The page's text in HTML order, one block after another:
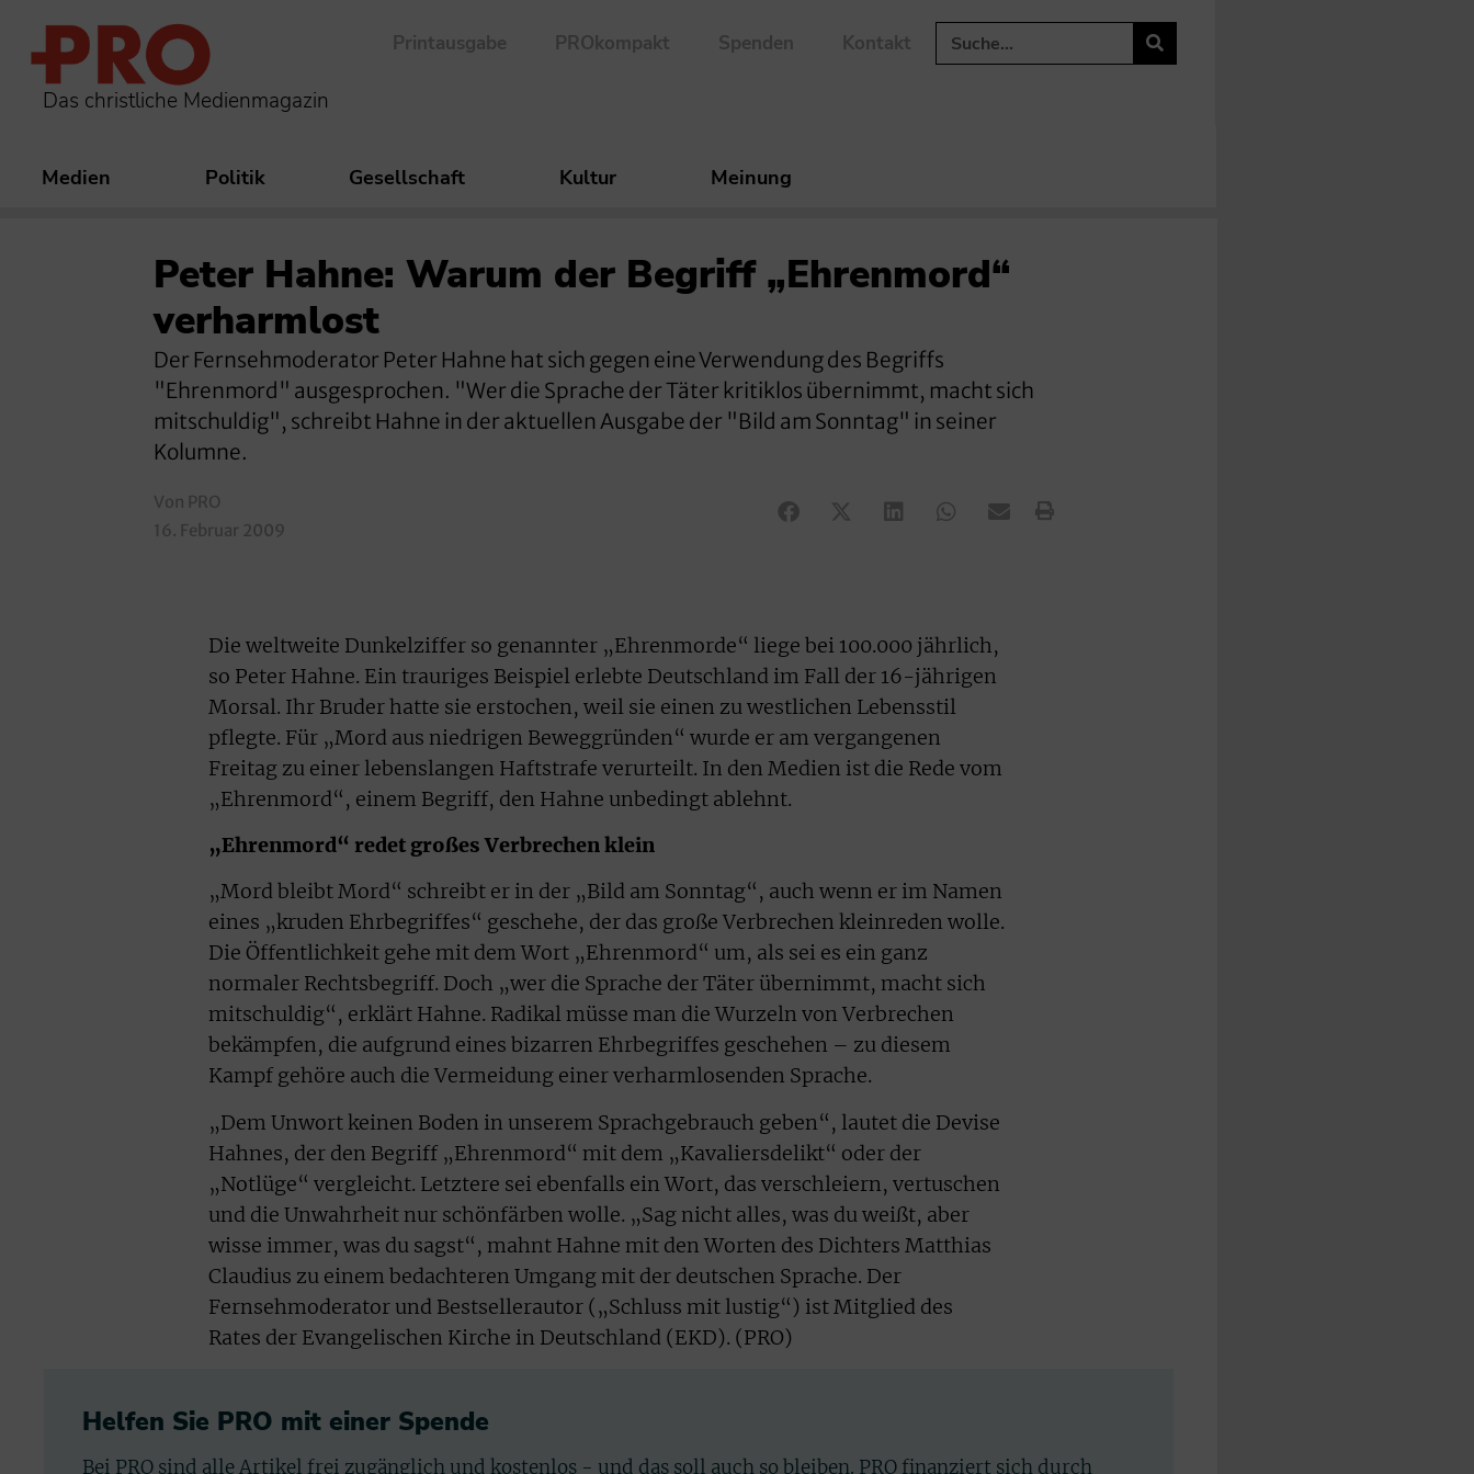
Das christliche Medienmagazin
Printausgabe PROkompakt Spenden Kontakt
Medien Politik Gesellschaft Kultur Meinung
Peter Hahne: Warum der Begriff „Ehrenmord“
verharmlost
Der Fernsehmoderator Peter Hahne hat sich gegen eine Verwendung des Begriffs
"Ehrenmord" ausgesprochen. "Wer die Sprache der Täter kritiklos übernimmt, macht sich
mitschuldig", schreibt Hahne in der aktuellen Ausgabe der "Bild am Sonntag" in seiner
Kolumne.
Von PRO
16. Februar 2009
Die weltweite Dunkelziffer so genannter „Ehrenmorde“ liege bei 100.000 jährlich,
so Peter Hahne. Ein trauriges Beispiel erlebte Deutschland im Fall der 16-jährigen
Morsal. Ihr Bruder hatte sie erstochen, weil sie einen zu westlichen Lebensstil
pflegte. Für „Mord aus niedrigen Beweggründen“ wurde er am vergangenen
Freitag zu einer lebenslangen Haftstrafe verurteilt. In den Medien ist die Rede vom
„Ehrenmord“, einem Begriff, den Hahne unbedingt ablehnt.
„Ehrenmord“ redet großes Verbrechen klein
„Mord bleibt Mord“ schreibt er in der „Bild am Sonntag“, auch wenn er im Namen
eines „kruden Ehrbegriffes“ geschehe, der das große Verbrechen kleinreden wolle.
Die Öffentlichkeit gehe mit dem Wort „Ehrenmord“ um, als sei es ein ganz
normaler Rechtsbegriff. Doch „wer die Sprache der Täter übernimmt, macht sich
mitschuldig“, erklärt Hahne. Radikal müsse man die Wurzeln von Verbrechen
bekämpfen, die aufgrund eines bizarren Ehrbegriffes geschehen – zu diesem
Kampf gehöre auch die Vermeidung einer verharmlosenden Sprache.
„Dem Unwort keinen Boden in unserem Sprachgebrauch geben“, lautet die Devise
Hahnes, der den Begriff „Ehrenmord“ mit dem „Kavaliersdelikt“ oder der
„Notlüge“ vergleicht. Letztere sei ebenfalls ein Wort, das verschleiern, vertuschen
und die Unwahrheit nur schönfärben wolle. „Sag nicht alles, was du weißt, aber
wisse immer, was du sagst“, mahnt Hahne mit den Worten des Dichters Matthias
Claudius zu einem bedachteren Umgang mit der deutschen Sprache. Der
Fernsehmoderator und Bestsellerautor („Schluss mit lustig“) ist Mitglied des
Rates der Evangelischen Kirche in Deutschland (EKD). (PRO)
Helfen Sie PRO mit einer Spende
Bei PRO sind alle Artikel frei zugänglich und kostenlos - und das soll auch so bleiben. PRO finanziert sich durch